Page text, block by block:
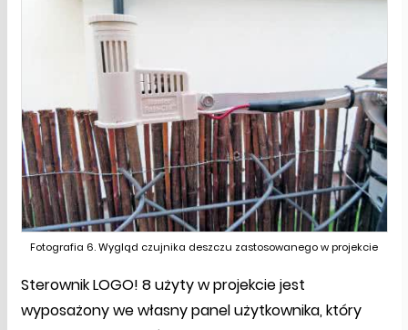
Fotografia 6. Wygląd czujnika deszczu zastosowanego w projekcie
Sterownik LOGO! 8 użyty w projekcie jest
wyposażony we własny panel użytkownika, który